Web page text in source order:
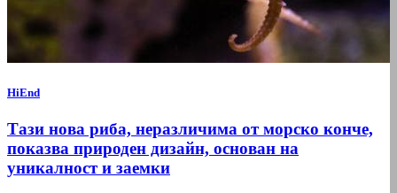
HiEnd
Тази нова риба, неразличима от морско конче,
показва природен дизайн, основан на
уникалност и заемки